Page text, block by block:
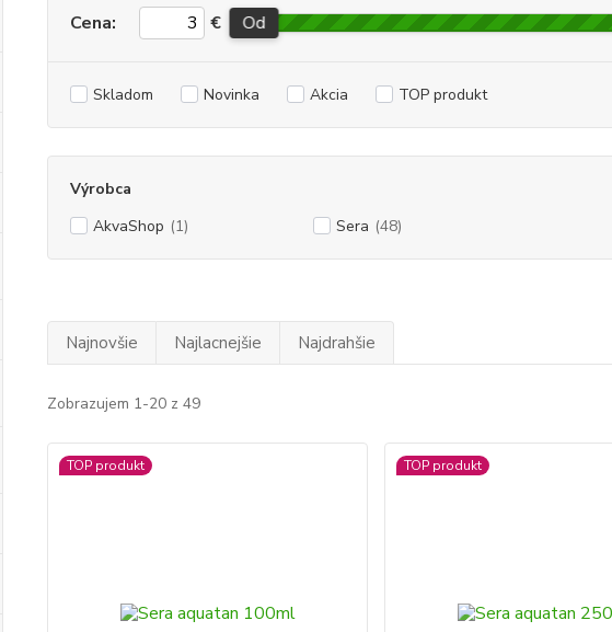
Cena: € Od
Skladom Novinka Akcia TOP produkt
Výrobca
AkvaShop (1) Sera (48)
Najnovšie Najlacnejšie Najdrahšie
Zobrazujem 1-20 z 49
TOP produkt TOP produkt